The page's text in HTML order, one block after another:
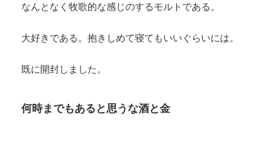
なんとなく牧歌的な感じのするモルトである。
大好きである。抱きしめて寝てもいいぐらいには。
既に開封しました。
何時までもあると思うな酒と金